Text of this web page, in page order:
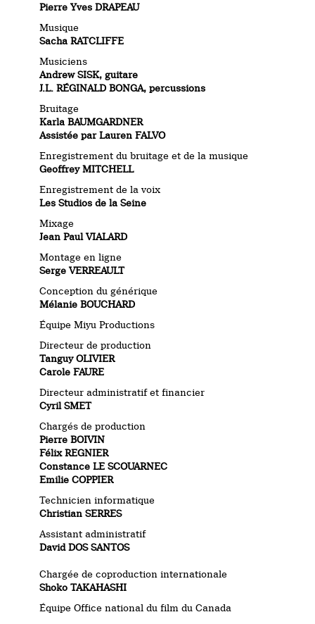
Pierre Yves DRAPEAU
Musique
Sacha RATCLIFFE
Musiciens
Andrew SISK, guitare
J.L. RÉGINALD BONGA, percussions
Bruitage
Karla BAUMGARDNER
Assistée par Lauren FALVO
Enregistrement du bruitage et de la musique
Geoffrey MITCHELL
Enregistrement de la voix
Les Studios de la Seine
Mixage
Jean Paul VIALARD
Montage en ligne
Serge VERREAULT
Conception du générique
Mélanie BOUCHARD
Équipe Miyu Productions
Directeur de production
Tanguy OLIVIER
Carole FAURE
Directeur administratif et financier
Cyril SMET
Chargés de production
Pierre BOIVIN
Félix REGNIER
Constance LE SCOUARNEC
Emilie COPPIER
Technicien informatique
Christian SERRES
Assistant administratif
David DOS SANTOS
Chargée de coproduction internationale
Shoko TAKAHASHI
Équipe Office national du film du Canada